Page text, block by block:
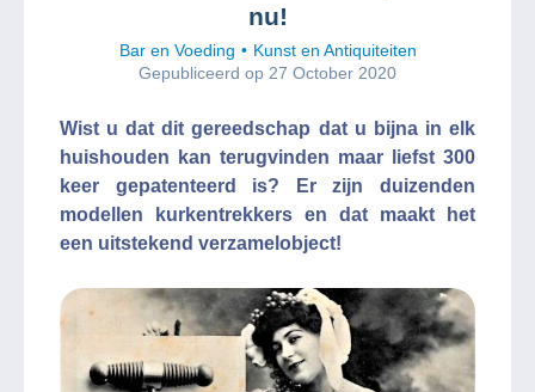
nu!
Bar en Voeding
Kunst en Antiquiteiten
Gepubliceerd op 27 October 2020
Wist u dat dit gereedschap dat u bijna in elk
huishouden kan terugvinden maar liefst 300
keer gepatenteerd is? Er zijn duizenden
modellen kurkentrekkers en dat maakt het
een uitstekend verzamelobject!